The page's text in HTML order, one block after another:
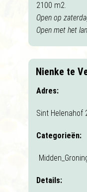
2100 m2.
Open op
Open met het
Nienke te
Adres:
Sint Helenahof
Categorieën:
Details: